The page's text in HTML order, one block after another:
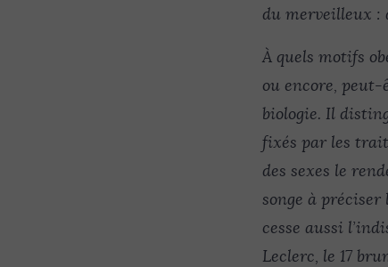
du merveilleux :
À quels motifs
ou encore,
biologie. Il
fixés par les
des sexes le
songe à
cesse aussi
Leclerc, le 17